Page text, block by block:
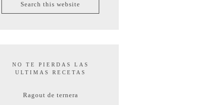
NO TE PIERDAS LAS
ULTIMAS RECETAS
Ragout de ternera